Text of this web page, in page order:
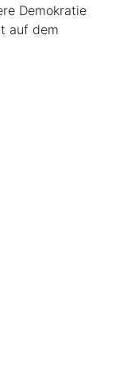
Demokratie
auf dem